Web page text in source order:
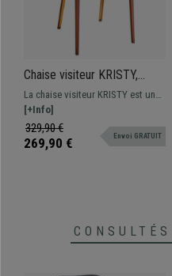
Chaise visiteur KRISTY,
Empilable, Design Moderne
et Structure Solide, Ambré
La chaise visiteur KRISTY est un
modèle au design moderne et
original qui sera idéal aussi bien
pour votre salle d’attente, votre
[+Info]
329,90 €
269,90 € Envoi GRATUIT
CONSULTÉS